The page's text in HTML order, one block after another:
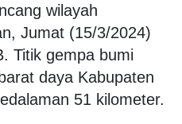
wilayah
Jumat (15/3/2024)
Titik gempa bumi
daya Kabupaten
51 kilometer.